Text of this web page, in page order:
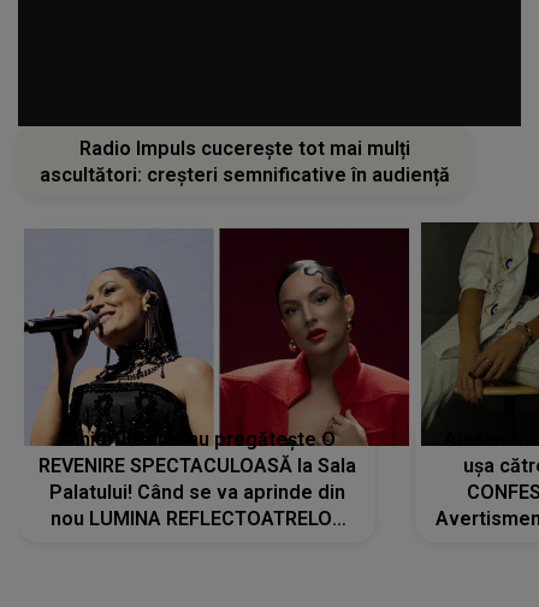
Radio Impuls cucerește tot mai mulți
ascultători: creșteri semnificative în audiență
Tania Turtureanu pregătește O
REVENIRE SPECTACULOASĂ la Sala
Palatului! Când se va aprinde din
nou LUMINA REFLECTOATRELOR
ușa